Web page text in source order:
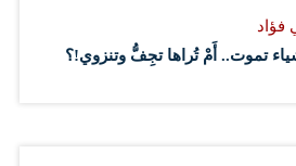
فؤاد
تموت.. أَمْ تُراها تجِفُّ وتنزوي!؟